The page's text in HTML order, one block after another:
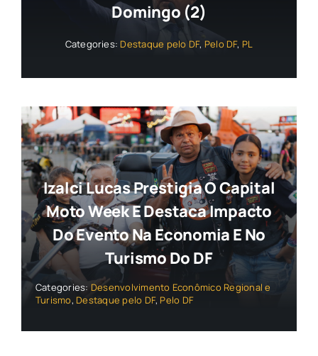
Domingo (2)
Categories: Destaque pelo DF, Pelo DF, PL
Izalci Lucas Prestigia O Capital
Moto Week E Destaca Impacto
Do Evento Na Economia E No
Turismo Do DF
Categories: Desenvolvimento Econômico Regional e
Turismo, Destaque pelo DF, Pelo DF